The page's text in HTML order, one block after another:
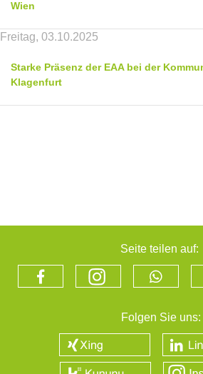
Wien
Freitag, 03.10.2025
Starke Präsenz der EAA bei der
Klagenfurt
Seite teilen auf:
Folgen Sie uns: